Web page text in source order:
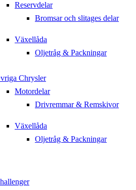
Reservdelar
Bromsar och slitages delar
Växellåda
Oljetråg & Packningar
Chrysler
Motordelar
Drivremmar & Remskivor
Växellåda
Oljetråg & Packningar